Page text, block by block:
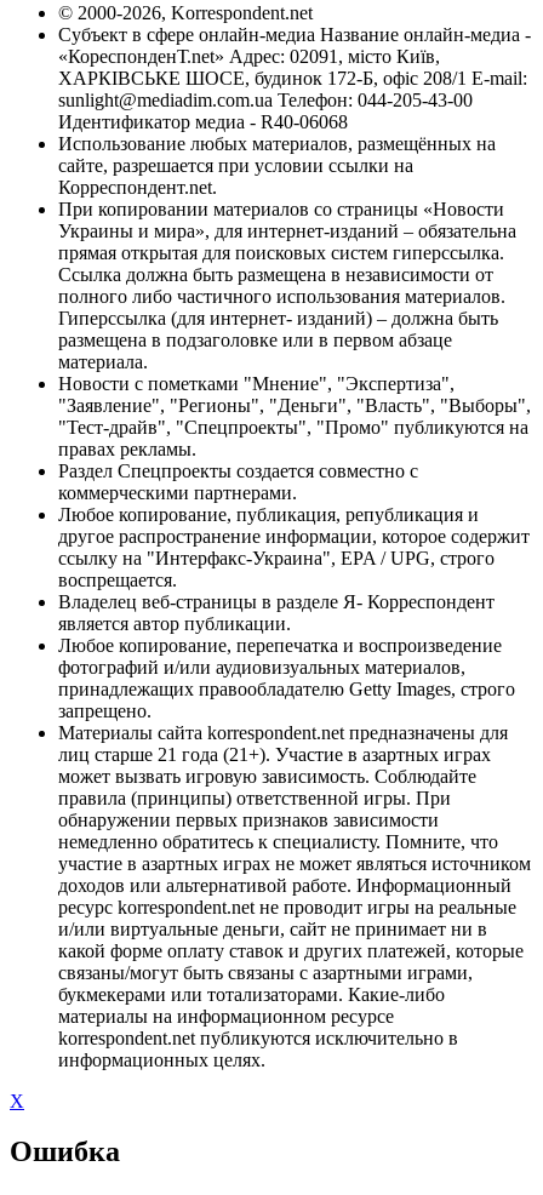
© 2000-2026, Korrespondent.net
Субъект в сфере онлайн-медиа Название онлайн-медиа -
«КореспонденТ.net» Адрес: 02091, місто Київ,
ХАРКІВСЬКЕ ШОСЕ, будинок 172-Б, офіс 208/1 E-mail:
sunlight@mediadim.com.ua Телефон: 044-205-43-00
Идентификатор медиа - R40-06068
Использование любых материалов, размещённых на
сайте, разрешается при условии ссылки на
Корреспондент.net.
При копировании материалов со страницы «Новости
Украины и мира», для интернет-изданий – обязательна
прямая открытая для поисковых систем гиперссылка.
Ссылка должна быть размещена в независимости от
полного либо частичного использования материалов.
Гиперссылка (для интернет- изданий) – должна быть
размещена в подзаголовке или в первом абзаце
материала.
Новости с пометками "Мнение", "Экспертиза",
"Заявление", "Регионы", "Деньги", "Власть", "Выборы",
"Тест-драйв", "Спецпроекты", "Промо" публикуются на
правах рекламы.
Раздел Спецпроекты создается совместно с
коммерческими партнерами.
Любое копирование, публикация, републикация и
другое распространение информации, которое содержит
ссылку на "Интерфакс-Украина", EPA / UPG, строго
воспрещается.
Владелец веб-страницы в разделе Я- Корреспондент
является автор публикации.
Любое копирование, перепечатка и воспроизведение
фотографий и/или аудиовизуальных материалов,
принадлежащих правообладателю Getty Images, строго
запрещено.
Материалы сайта korrespondent.net предназначены для
лиц старше 21 года (21+). Участие в азартных играх
может вызвать игровую зависимость. Соблюдайте
правила (принципы) ответственной игры. При
обнаружении первых признаков зависимости
немедленно обратитесь к специалисту. Помните, что
участие в азартных играх не может являться источником
доходов или альтернативой работе. Информационный
ресурс korrespondent.net не проводит игры на реальные
и/или виртуальные деньги, сайт не принимает ни в
какой форме оплату ставок и других платежей, которые
связаны/могут быть связаны с азартными играми,
букмекерами или тотализаторами. Какие-либо
материалы на информационном ресурсе
korrespondent.net публикуются исключительно в
информационных целях.
X
Ошибка